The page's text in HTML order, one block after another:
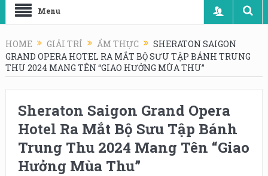
Menu
HOME GIẢI TRÍ ẨM THỰC
SHERATON SAIGON
GRAND OPERA HOTEL RA MẮT BỘ SƯU TẬP BÁNH TRUNG
THU 2024 MANG TÊN “GIAO HƯỞNG MÙA THU”
Sheraton Saigon Grand Opera
Hotel Ra Mắt Bộ Sưu Tập Bánh
Trung Thu 2024 Mang Tên “Giao
Hưởng Mùa Thu”